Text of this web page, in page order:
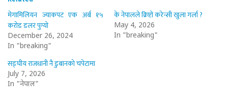
मेगामिलियन ज्याकपट एक अर्ब १५
करोड डलर पुग्यो
December 26, 2024
In "breaking"
के नेपालले क्रिप्टो करेन्सी खुला गर्ला ?
May 4, 2026
In "breaking"
सङ्घीय राजधानी नै डुबानको चपेटामा
July 7, 2026
In "नेपाल"